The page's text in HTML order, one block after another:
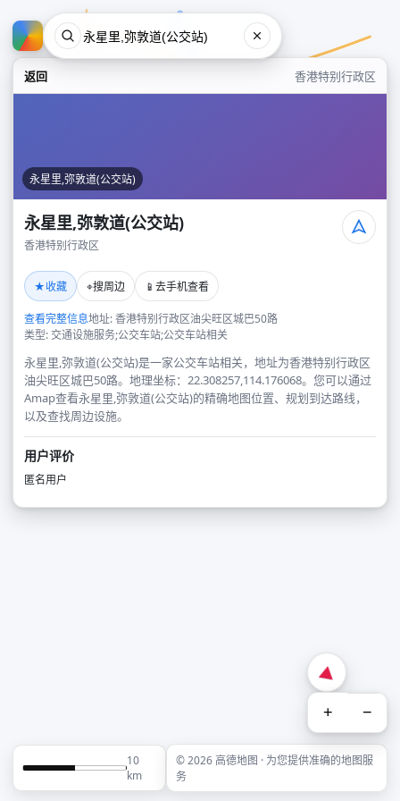
返回 香港特别行政区
永星里,弥敦道(公交站)
永星里,弥敦道(公交站)
香港特别行政区
★收藏 ⌖搜周边 📱 去手机查看
查看完整信息地址: 香港特别行政区油尖旺区城巴50路
类型: 交通设施服务;公交车站;公交车站相关
永星里,弥敦道(公交站)是一家公交车站相关，地址为香港特别行政区
油尖旺区城巴50路。地理坐标：22.308257,114.176068。您可以通过
Amap查看永星里,弥敦道(公交站)的精确地图位置、规划到达路线，
以及查找周边设施。
用户评价
匿名用户
+ −
10
km
© 2026 高德地图 · 为您提供准确的地图服
务